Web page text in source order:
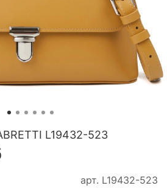
арт. L19432-523
L19432-523